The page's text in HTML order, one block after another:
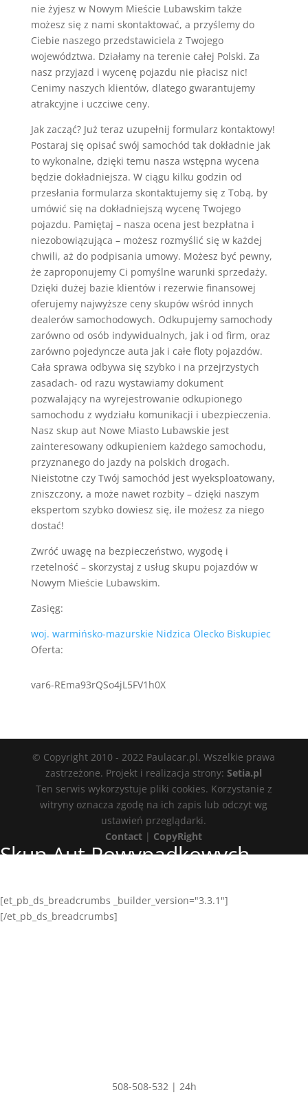
nie żyjesz w Nowym Mieście Lubawskim także
możesz się z nami skontaktować, a przyślemy do
Ciebie naszego przedstawiciela z Twojego
województwa. Działamy na terenie całej Polski. Za
nasz przyjazd i wycenę pojazdu nie płacisz nic!
Cenimy naszych klientów, dlatego gwarantujemy
atrakcyjne i uczciwe ceny.
Jak zacząć? Już teraz uzupełnij formularz kontaktowy!
Postaraj się opisać swój samochód tak dokładnie jak
to wykonalne, dzięki temu nasza wstępna wycena
będzie dokładniejsza. W ciągu kilku godzin od
przesłania formularza skontaktujemy się z Tobą, by
umówić się na dokładniejszą wycenę Twojego
pojazdu. Pamiętaj – nasza ocena jest bezpłatna i
niezobowiązująca – możesz rozmyślić się w każdej
chwili, aż do podpisania umowy. Możesz być pewny,
że zaproponujemy Ci pomyślne warunki sprzedaży.
Dzięki dużej bazie klientów i rezerwie finansowej
oferujemy najwyższe ceny skupów wśród innych
dealerów samochodowych. Odkupujemy samochody
zarówno od osób indywidualnych, jak i od firm, oraz
zarówno pojedyncze auta jak i całe floty pojazdów.
Cała sprawa odbywa się szybko i na przejrzystych
zasadach- od razu wystawiamy dokument
pozwalający na wyrejestrowanie odkupionego
samochodu z wydziału komunikacji i ubezpieczenia.
Nasz skup aut Nowe Miasto Lubawskie jest
zainteresowany odkupieniem każdego samochodu,
przyznanego do jazdy na polskich drogach.
Nieistotne czy Twój samochód jest wyeksploatowany,
zniszczony, a może nawet rozbity – dzięki naszym
ekspertom szybko dowiesz się, ile możesz za niego
dostać!
Zwróć uwagę na bezpieczeństwo, wygodę i
rzetelność – skorzystaj z usług skupu pojazdów w
Nowym Mieście Lubawskim.
Zasięg:
woj. warmińsko-mazurskie Nidzica Olecko Biskupiec
Oferta:
var6-REma93rQSo4jL5FV1h0X
© Copyright 2010 - 2022 Paulacar.pl. Wszelkie prawa
zastrzeżone. Projekt i realizacja strony:Setia.pl
Ten serwis wykorzystuje pliki cookies. Korzystanie z
witryny oznacza zgodę na ich zapis lub odczyt wg
ustawień przeglądarki.
Contact | CopyRight
Skup Aut Powypadkowych
[et_pb_ds_breadcrumbs _builder_version="3.3.1"]
[/et_pb_ds_breadcrumbs]
508-508-532 | 24h